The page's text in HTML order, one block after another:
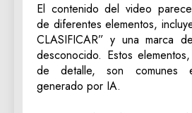
El contenido del video
de diferentes elementos,
CLASIFICAR” y una marca
desconocido. Estos
de detalle, son comunes
generado por IA.